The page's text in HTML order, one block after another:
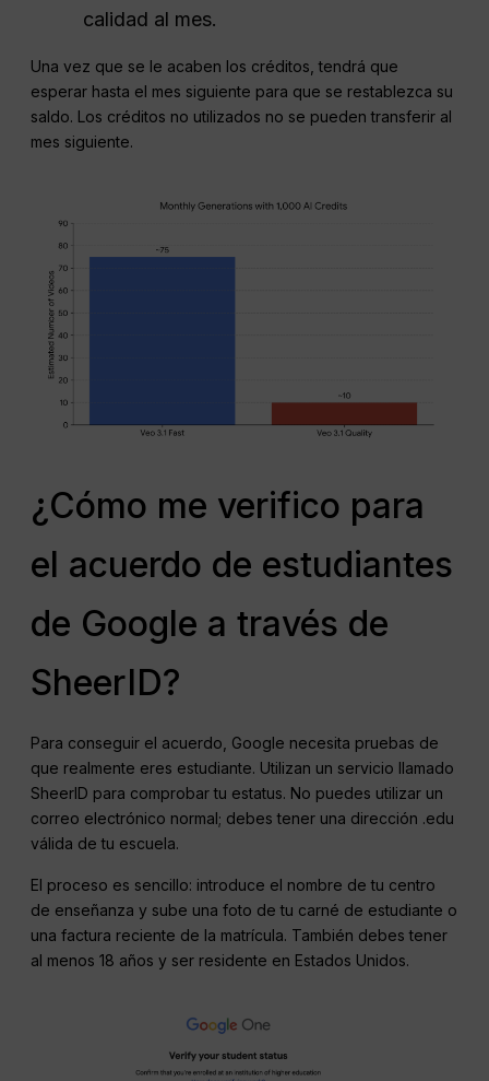
calidad al mes.
Una vez que se le acaben los créditos, tendrá que
esperar hasta el mes siguiente para que se restablezca su
saldo. Los créditos no utilizados no se pueden transferir al
mes siguiente.
¿Cómo me verifico para
el acuerdo de estudiantes
de Google a través de
SheerID?
Para conseguir el acuerdo, Google necesita pruebas de
que realmente eres estudiante. Utilizan un servicio llamado
SheerID para comprobar tu estatus. No puedes utilizar un
correo electrónico normal; debes tener una dirección .edu
válida de tu escuela.
El proceso es sencillo: introduce el nombre de tu centro
de enseñanza y sube una foto de tu carné de estudiante o
una factura reciente de la matrícula. También debes tener
al menos 18 años y ser residente en Estados Unidos.